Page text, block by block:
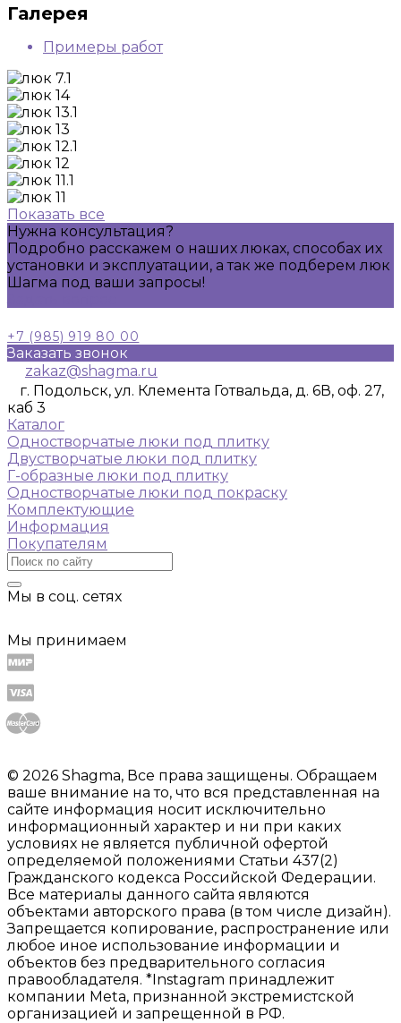
Галерея
Примеры работ
Показать все
Нужна консультация?
Подробно расскажем о наших люках, способах их
установки и эксплуатации, а так же подберем люк
Шагма под ваши запросы!
+7 (985) 919 80 00
Заказать звонок
zakaz@shagma.ru
г. Подольск, ул. Клемента Готвальда, д. 6В, оф. 27,
каб 3
Каталог
Одностворчатые люки под плитку
Двустворчатые люки под плитку
Г-образные люки под плитку
Одностворчатые люки под покраску
Комплектующие
Информация
Покупателям
Мы в соц. сетях
Мы принимаем
© 2026 Shagma, Все права защищены. Обращаем
ваше внимание на то, что вся представленная на
сайте информация носит исключительно
информационный характер и ни при каких
условиях не является публичной офертой
определяемой положениями Статьи 437(2)
Гражданского кодекса Российской Федерации.
Все материалы данного сайта являются
объектами авторского права (в том числе дизайн).
Запрещается копирование, распространение или
любое иное использование информации и
объектов без предварительного согласия
правообладателя. *Instagram принадлежит
компании Meta, признанной экстремистской
организацией и запрещенной в РФ.